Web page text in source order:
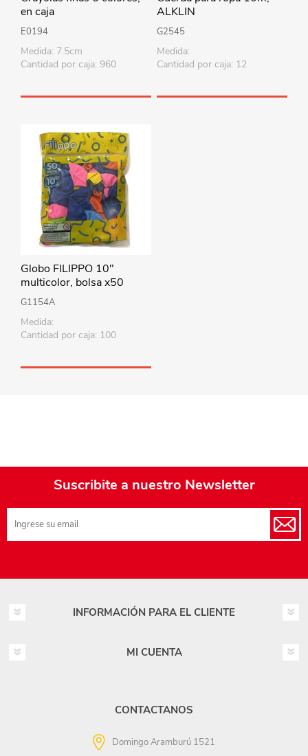
en caja
E0194
Medida: 7.5cm
Cantidad por caja: 960
ALKLIN
G2545
Medida:
Cantidad por caja: 12
Globo FILIPPO 10"
multicolor, bolsa x50
G1154A
Medida:
Cantidad por caja: 100
Suscribite a nuestro Newsletter
INFORMACIÓN PARA EL CLIENTE
MI CUENTA
CONTACTANOS
Domingo Aramburú 1521